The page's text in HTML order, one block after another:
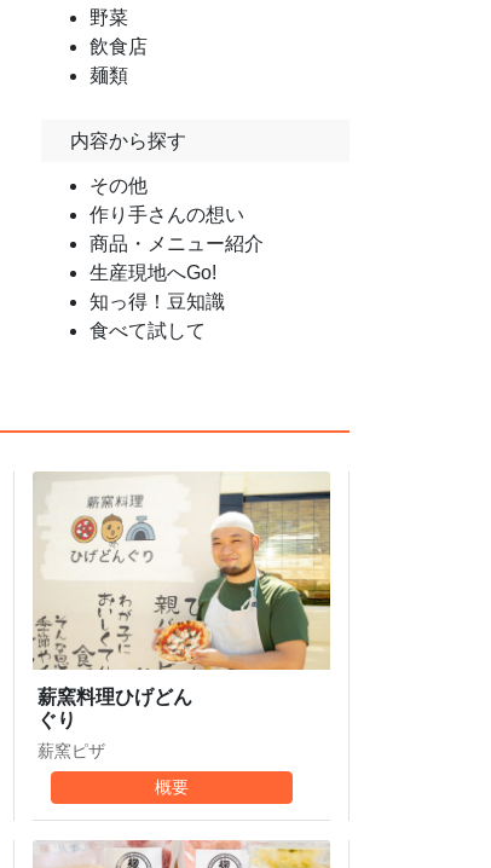
野菜
飲食店
麺類
内容から探す
その他
作り手さんの想い
商品・メニュー紹介
生産現地へGo!
知っ得！豆知識
食べて試して
薪窯料理ひげどん
ぐり
薪窯ピザ
概要